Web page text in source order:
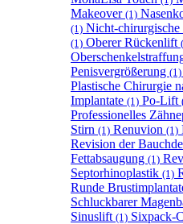
Makeover (1)
(1) Nicht-
(1) Oberer Rückenlift
Penisvergrößerung (1)
Plastische Chirurgie
Implantate (1) Po-Lift
Professionelles
Stirn (1) Renuvion (1)
Revision der
Fettabsaugung (1)
Septorhinoplastik (1)
Runde
Schluckbarer
Sinuslift (1) Sixpack-